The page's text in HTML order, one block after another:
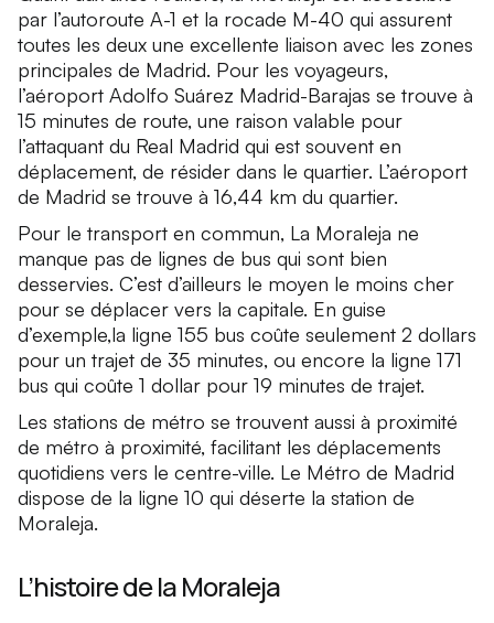
par l’autoroute A-1 et la rocade M-40 qui assurent
toutes les deux une excellente liaison avec les zones
principales de Madrid. Pour les voyageurs,
l’aéroport Adolfo Suárez Madrid-Barajas se trouve à
15 minutes de route, une raison valable pour
l’attaquant du Real Madrid qui est souvent en
déplacement, de résider dans le quartier. L’aéroport
de Madrid se trouve à 16,44 km du quartier.
Pour le transport en commun, La Moraleja ne
manque pas de lignes de bus qui sont bien
desservies. C’est d’ailleurs le moyen le moins cher
pour se déplacer vers la capitale. En guise
d’exemple,la ligne 155 bus coûte seulement 2 dollars
pour un trajet de 35 minutes, ou encore la ligne 171
bus qui coûte 1 dollar pour 19 minutes de trajet.
Les stations de métro se trouvent aussi à proximité
de métro à proximité, facilitant les déplacements
quotidiens vers le centre-ville. Le Métro de Madrid
dispose de la ligne 10 qui déserte la station de
Moraleja.
L’histoire de la Moraleja